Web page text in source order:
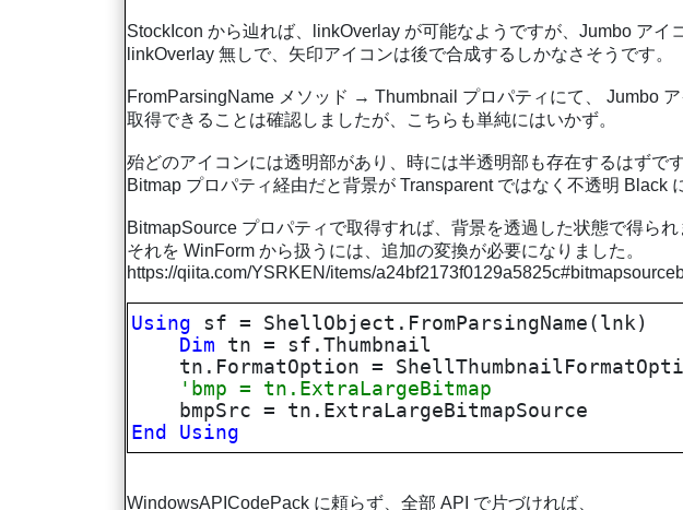
StockIcon から辿れば、linkOverlay が可能なようですが、Jumbo アイ
linkOverlay 無しで、矢印アイコンは後で合成するしかなさそうです。
FromParsingName メソッド → Thumbnail プロパティにて、 Jumbo
取得できることは確認しましたが、こちらも単純にはいかず。
殆どのアイコンには透明部があり、時には半透明部も存在するはずです
Bitmap プロパティ経由だと背景が Transparent ではなく不透明 Black
BitmapSource プロパティで取得すれば、背景を透過した状態で得られ
それを WinForm から扱うには、追加の変換が必要になりました。
https://qiita.com/YSRKEN/items/
Using sf = ShellObject.FromParsingName(lnk)
Dim tn = sf.Thumbnail
tn.FormatOption =
'bmp = tn.ExtraLargeBitmap
bmpSrc = tn.ExtraLargeBitmapSource
End
Using
WindowsAPICodePack に頼らず、全部 API で片づければ、